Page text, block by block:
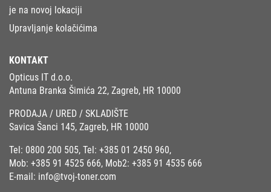
je na novoj lokaciji
Upravljanje kolačićima
KONTAKT
Opticus IT d.o.o.
Antuna Branka Šimića 22, Zagreb, HR 10000
PRODAJA / URED / SKLADIŠTE
Savica Šanci 145, Zagreb, HR 10000
Tel: 0800 200 505, Tel: +385 01 2450 960,
Mob: +385 91 4525 666, Mob2: +385 91 4535 666
E-mail: info@tvoj-toner.com